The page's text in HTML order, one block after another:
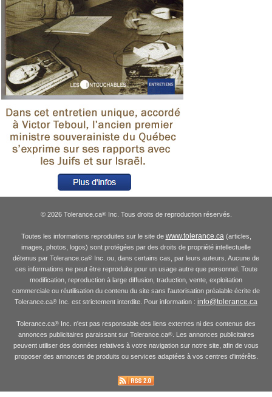
© 2026 Tolerance.ca®Inc. Tous droits de reproduction réservés.
Toutes les informations reproduites sur le site de www.tolerance.ca(articles,
images, photos, logos) sont protégées par des droits de propriété intellectuelle
détenus par Tolerance.ca® Inc. ou, dans certains cas, par leurs auteurs. Aucune de
ces informations ne peut être reproduite pour un usage autre que personnel. Toute
modification, reproduction à large diffusion, traduction, vente, exploitation
commerciale ou réutilisation du contenu du site sans l'autorisation préalable écrite de
Tolerance.ca® Inc. est strictement interdite. Pour information : info@tolerance.ca
Tolerance.ca® Inc. n'est pas responsable des liens externes ni des contenus des
annonces publicitaires paraissant sur Tolerance.ca®. Les annonces publicitaires
peuvent utiliser des données relatives à votre navigation sur notre site, afin de vous
proposer des annonces de produits ou services adaptées à vos centres d'intérêts.